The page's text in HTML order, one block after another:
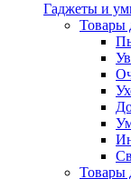
Гаджеты и
Товары
Товары